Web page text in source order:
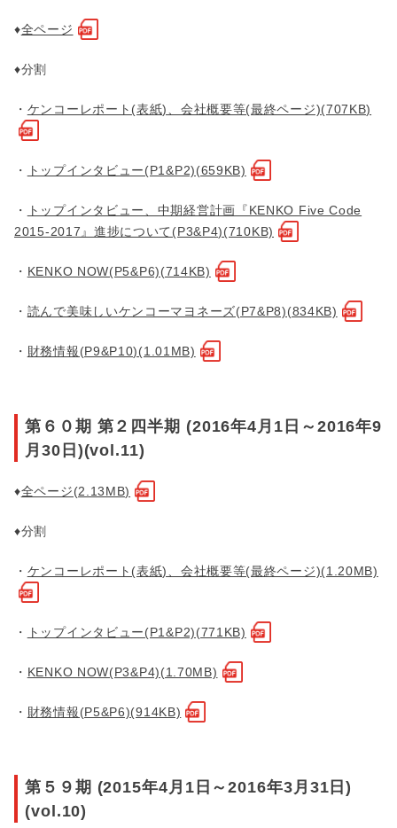
♦全ページ
♦分割
・ ケンコーレポート(表紙)、会社概要等(最終ページ)(707KB)
・ トップインタビュー(P1&P2)(659KB)
・
トップインタビュー、中期経営計画『KENKO Five Code
2015-2017』進捗について(P3&P4)(710KB)
・ KENKO NOW(P5&P6)(714KB)
・ 読んで美味しいケンコーマヨネーズ(P7&P8)(834KB)
・ 財務情報(P9&P10)(1.01MB)
第６０期 第２四半期 (2016年4月1日～2016年9
月30日)(vol.11)
♦全ページ(2.13MB)
♦分割
・ ケンコーレポート(表紙)、会社概要等(最終ページ)(1.20MB)
・ トップインタビュー(P1&P2)(771KB)
・ KENKO NOW(P3&P4)(1.70MB)
・ 財務情報(P5&P6)(914KB)
第５９期 (2015年4月1日～2016年3月31日)
(vol.10)